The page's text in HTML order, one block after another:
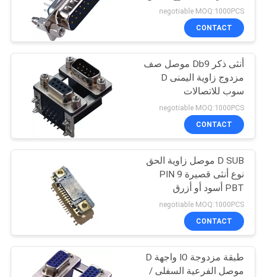
خريطة
الموقع
PRIVACY
POLICY
رأس صندوق موصل
64
رأس مزلاج
32
51
negotiable MOQ:1000PCS
CONTACT
أنثى ذكر Db9 موصل صف
مزدوج زاوية اليمنى D
سوب للاتصالات
negotiable MOQ:1000PCS
CONTACT
D SUB موصل زاوية الحق
نوع أنثى قصيرة 9 PIN
PBT أسود أو أزرق
negotiable MOQ:1000PCS
CONTACT
طبقة مزدوجة IO واجهة D
موصل الفرعية السفلى /